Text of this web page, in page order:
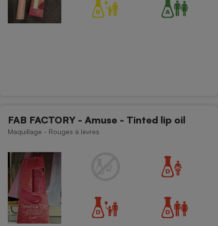
FAB FACTORY - Amuse - Tinted lip oil
Maquillage - Rouges à lèvres